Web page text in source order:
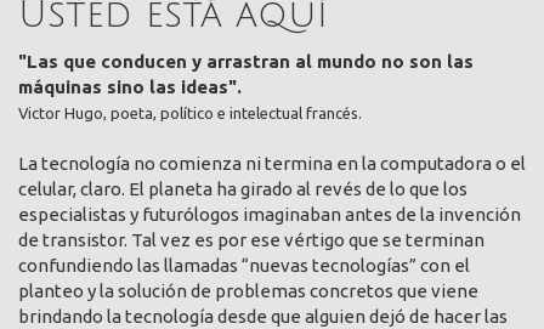
Usted está aquí
"Las que conducen y arrastran al mundo no son las
máquinas sino las ideas".
Victor Hugo, poeta, político e intelectual francés.
La tecnología no comienza ni termina en la computadora o el
celular, claro. El planeta ha girado al revés de lo que los
especialistas y futurólogos imaginaban antes de la invención
de transistor. Tal vez es por ese vértigo que se terminan
confundiendo las llamadas “nuevas tecnologías” con el
planteo y la solución de problemas concretos que viene
brindando la tecnología desde que alguien dejó de hacer las